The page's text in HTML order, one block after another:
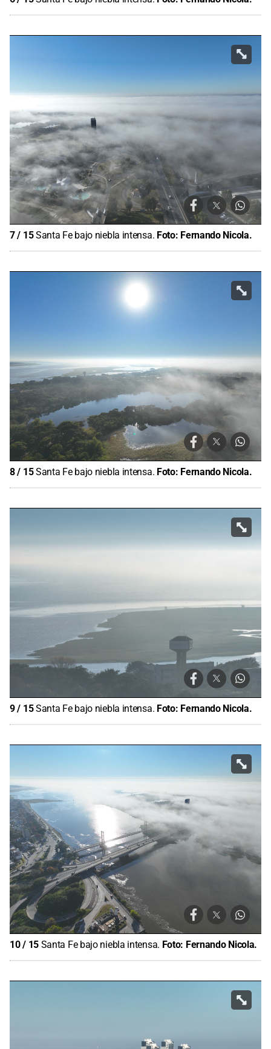
7/ 15Santa Fe bajo niebla intensa. Foto: Fernando Nicola.
8/ 15Santa Fe bajo niebla intensa. Foto: Fernando Nicola.
9/ 15Santa Fe bajo niebla intensa. Foto: Fernando Nicola.
10/ 15 Santa Fe bajo niebla intensa. Foto: Fernando Nicola.